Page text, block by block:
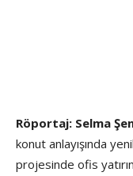
Röportaj: Selma
konut anlayışında
projesinde ofis